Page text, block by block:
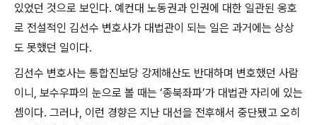
있었던 것으로 보인다. 예컨대 노동권과 인권에 대한 일관된 옹호
로 전설적인 김선수 변호사가 대법관이 되는 일은 과거에는 상상
도 못했던 일이다.
김선수 변호사는 통합진보당 강제해산도 반대하며 변호했던 사람
이니 , 보수우파의 눈으로 볼 때는 ‘종북좌파’가 대법관 자리에 있는
셈이다. 그러나, 이런 경향은 지난 대선을 전후해서 중단됐고 오히